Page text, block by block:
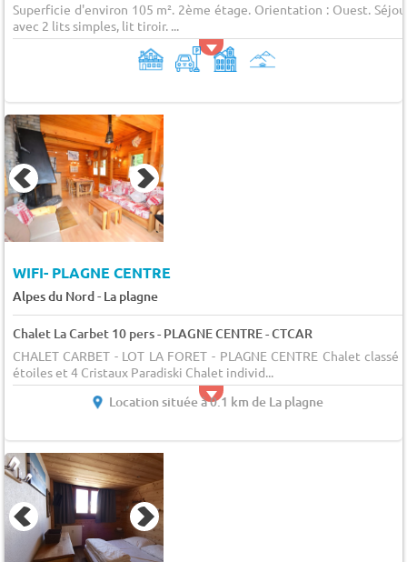
Superficie d'environ 105 m². 2ème étage. Orientation : Ouest.
avec 2 lits simples, lit tiroir. ...
WIFI- PLAGNE CENTRE
Alpes du Nord- La plagne
Chalet La Carbet 10 pers - PLAGNE CENTRE - CTCAR
CHALET CARBET - LOT LA FORET - PLAGNE CENTRE Chalet classé
étoiles et 4 Cristaux Paradiski Chalet individ...
Location située à 0.1 km de La plagne